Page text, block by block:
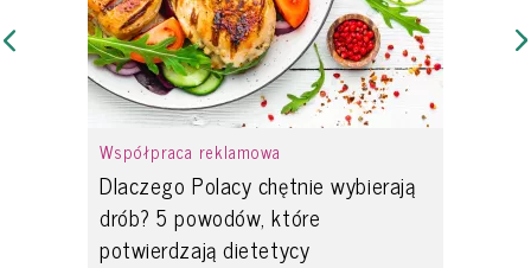
Współpraca reklamowa
Dlaczego Polacy chętnie wybierają
drób? 5 powodów, które
potwierdzają dietetycy